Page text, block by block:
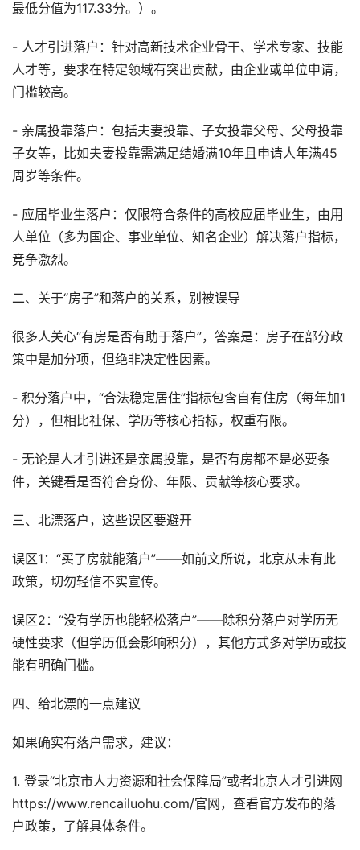
最低分值为117.33分。）。
- 人才引进落户：针对高新技术企业骨干、学术专家、技能
人才等，要求在特定领域有突出贡献，由企业或单位申请，
门槛较高。
- 亲属投靠落户：包括夫妻投靠、子女投靠父母、父母投靠
子女等，比如夫妻投靠需满足结婚满10年且申请人年满45
周岁等条件。
- 应届毕业生落户：仅限符合条件的高校应届毕业生，由用
人单位（多为国企、事业单位、知名企业）解决落户指标，
竞争激烈。
二、关于“房子”和落户的关系，别被误导
很多人关心“有房是否有助于落户”，答案是：房子在部分政
策中是加分项，但绝非决定性因素。
- 积分落户中，“合法稳定居住”指标包含自有住房（每年加1
分），但相比社保、学历等核心指标，权重有限。
- 无论是人才引进还是亲属投靠，是否有房都不是必要条
件，关键看是否符合身份、年限、贡献等核心要求。
三、北漂落户，这些误区要避开
误区1：“买了房就能落户”——如前文所说，北京从未有此
政策，切勿轻信不实宣传。
误区2：“没有学历也能轻松落户”——除积分落户对学历无
硬性要求（但学历低会影响积分），其他方式多对学历或技
能有明确门槛。
四、给北漂的一点建议
如果确实有落户需求，建议：
1. 登录“北京市人力资源和社会保障局”或者北京人才引进网
https://www.rencailuohu.com/官网，查看官方发布的落
户政策，了解具体条件。